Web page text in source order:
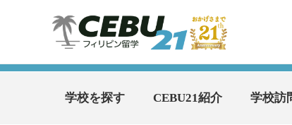
学校を探す CEBU21紹介 学校訪